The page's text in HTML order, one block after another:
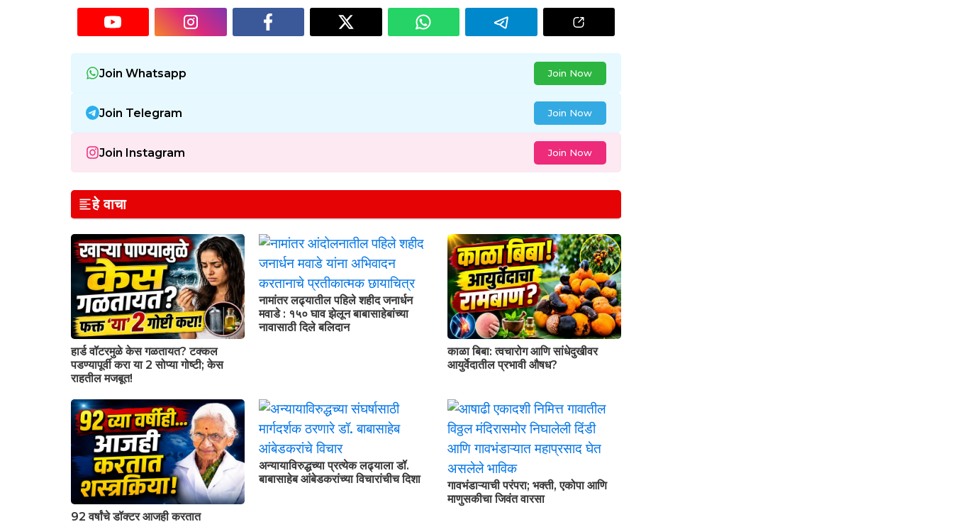
Join Whatsapp Join Now
Join Telegram Join Now
Join Instagram Join Now
हे वाचा
हार्ड वॉटरमुळे केस गळतायत? टक्कल
पडण्यापूर्वी करा या 2 सोप्या गोष्टी; केस
राहतील मजबूत!
नामांतर लढ्यातील पहिले शहीद जनार्धन
मवाडे : १५० घाव झेलून बाबासाहेबांच्या
नावासाठी दिले बलिदान
काळा बिबा: त्वचारोग आणि सांधेदुखीवर
आयुर्वेदातील प्रभावी औषध?
92 वर्षांचे डॉक्टर आजही करतात
अन्यायाविरुद्धच्या प्रत्येक लढ्याला डॉ.
बाबासाहेब आंबेडकरांच्या विचारांचीच दिशा
गावभंडाऱ्याची परंपरा; भक्ती, एकोपा आणि
माणुसकीचा जिवंत वारसा